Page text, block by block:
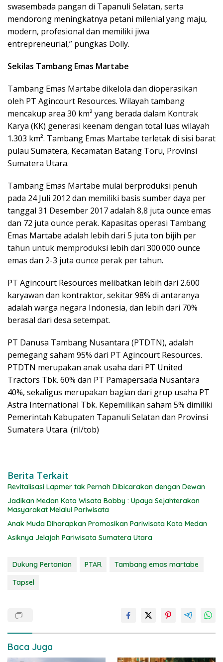
swasembada pangan di Tapanuli Selatan, serta
mendorong meningkatnya petani milenial yang maju,
modern, profesional dan memiliki jiwa
entrepreneurial,” pungkas Dolly.
Sekilas Tambang Emas Martabe
Tambang Emas Martabe dikelola dan dioperasikan
oleh PT Agincourt Resources. Wilayah tambang
mencakup area 30 km² yang berada dalam Kontrak
Karya (KK) generasi keenam dengan total luas wilayah
1.303 km². Tambang Emas Martabe terletak di sisi barat
pulau Sumatera, Kecamatan Batang Toru, Provinsi
Sumatera Utara.
Tambang Emas Martabe mulai berproduksi penuh
pada 24 Juli 2012 dan memiliki basis sumber daya per
tanggal 31 Desember 2017 adalah 8,8 juta ounce emas
dan 72 juta ounce perak. Kapasitas operasi Tambang
Emas Martabe adalah lebih dari 5 juta ton bijih per
tahun untuk memproduksi lebih dari 300.000 ounce
emas dan 2-3 juta ounce perak per tahun.
PT Agincourt Resources melibatkan lebih dari 2.600
karyawan dan kontraktor, sekitar 98% di antaranya
adalah warga negara Indonesia, dan lebih dari 70%
berasal dari desa setempat.
PT Danusa Tambang Nusantara (PTDTN), adalah
pemegang saham 95% dari PT Agincourt Resources.
PTDTN merupakan anak usaha dari PT United
Tractors Tbk. 60% dan PT Pamapersada Nusantara
40%, sekaligus merupakan bagian dari grup usaha PT
Astra International Tbk. Kepemilikan saham 5% dimiliki
Pemerintah Kabupaten Tapanuli Selatan dan Provinsi
Sumatera Utara. (ril/tob)
Berita Terkait
Revitalisasi Lapmer tak Pernah Dibicarakan dengan Dewan
Jadikan Medan Kota Wisata Bobby : Upaya Sejahterakan
Masyarakat Melalui Pariwisata
Anak Muda Diharapkan Promosikan Pariwisata Kota Medan
Asiknya Jelajah Pariwisata Sumatera Utara
Dukung Pertanian PTAR
Tambang emas martabe
Tapsel
Baca Juga